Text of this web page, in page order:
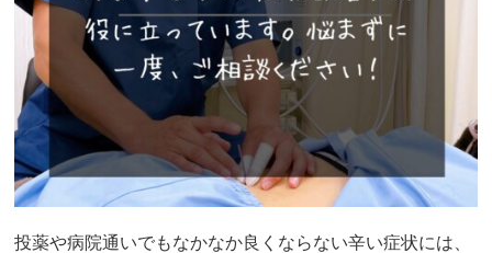
投薬や病院通いでもなかなか良くならない辛い症状には、